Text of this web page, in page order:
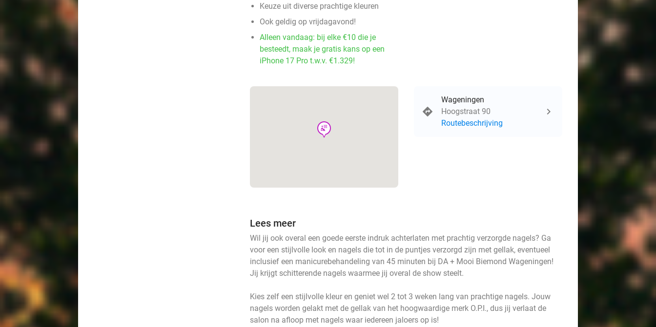
Keuze uit diverse prachtige kleuren
Ook geldig op vrijdagavond!
Alleen vandaag: bij elke €10 die je
besteedt, maak je gratis kans op een
iPhone 17 Pro t.w.v. €1.329!
wellness
Wageningen
Hoogstraat 90
Routebeschrijving
Lees meer
Wil jij ook overal een goede eerste indruk achterlaten met prachtig verzorgde nagels? Ga
voor een stijlvolle look en nagels die tot in de puntjes verzorgd zijn met gellak, eventueel
inclusief een manicurebehandeling van 45 minuten bij DA + Mooi Biemond Wageningen!
Jij krijgt schitterende nagels waarmee jij overal de show steelt.
Kies zelf een stijlvolle kleur en geniet wel 2 tot 3 weken lang van prachtige nagels. Jouw
nagels worden gelakt met de gellak van het hoogwaardige merk O.P.I., dus jij verlaat de
salon na afloop met nagels waar iedereen jaloers op is!